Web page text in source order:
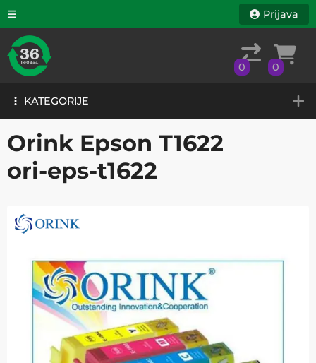
KATEGORIJE
Prijava
0 0
KATEGORIJE
Orink Epson T1622
ori-eps-t1622